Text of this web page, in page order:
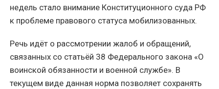
недель стало внимание Конституционного суда РФ
к проблеме правового статуса мобилизованных.
Речь идёт о рассмотрении жалоб и обращений,
связанных со статьёй 38 Федерального закона «О
воинской обязанности и военной службе». В
текущем виде данная норма позволяет сохранять